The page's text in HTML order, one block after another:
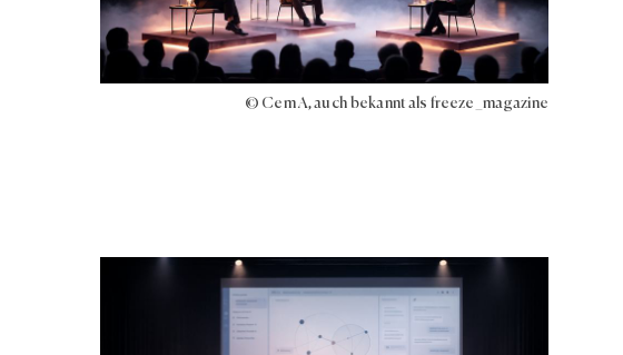
© Cem A, auch bekannt als freeze_magazine